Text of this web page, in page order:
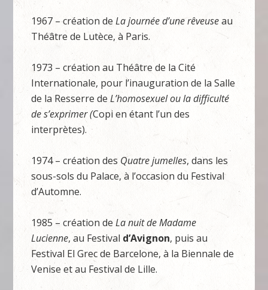
1967 – création deLa journée d’une rêveuseau
Théâtre de Lutèce, à Paris.
1973 – création au Théâtre de la Cité
Internationale, pour l’inauguration de la Salle
de la Resserre deL’homosexuel ou la difficulté
de s’exprimer (Copi en étant l’un des
interprètes).
1974 – création des Quatre jumelles, dans les
sous-sols du Palace, à l’occasion du Festival
d’Automne.
1985 – création deLa nuit de Madame
Lucienne, au Festival d’Avignon, puis au
Festival El Grec de Barcelone, à la Biennale de
Venise et au Festival de Lille.